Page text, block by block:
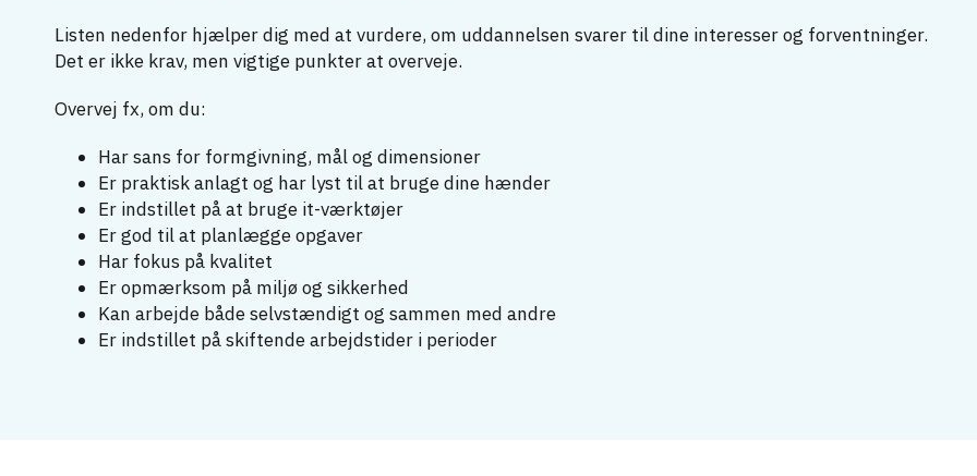
Listen nedenfor hjælper dig med at vurdere, om uddannelsen svarer til dine interesser og forventninger.
Det er ikke krav, men vigtige punkter at overveje.
Overvej fx, om du:
Har sans for formgivning, mål og dimensioner
Er praktisk anlagt og har lyst til at bruge dine hænder
Er indstillet på at bruge it-værktøjer
Er god til at planlægge opgaver
Har fokus på kvalitet
Er opmærksom på miljø og sikkerhed
Kan arbejde både selvstændigt og sammen med andre
Er indstillet på skiftende arbejdstider i perioder